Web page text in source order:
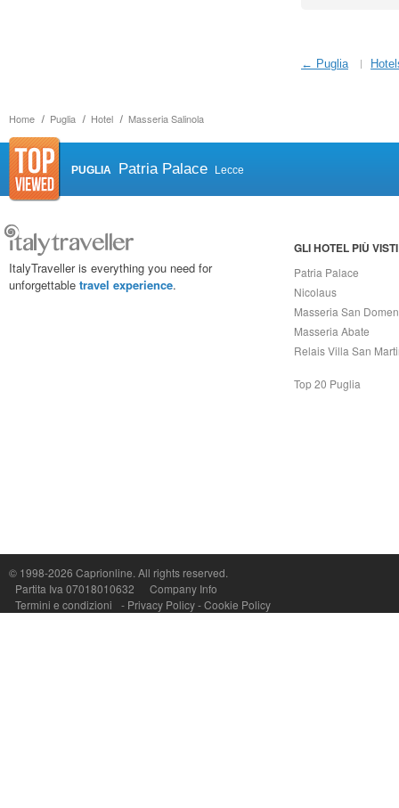
Home Puglia Hotel Masseria Salinola
← Puglia
PUGLIA Patria Palace Lecce
ItalyTraveller is everything you need for
unforgettable travel experience.
GLI HOTEL PIÙ VISTI
Patria Palace
Nicolaus
Masseria San
Masseria Abate
Relais Villa San
Top 20 Puglia
© 1998-2026 Caprionline. All rights reserved.
Partita Iva 07018010632
Company Info
Termini e condizioni
- Privacy Policy-Cookie Policy
P.Iva, C.F. e n.Reg.Imprese Napoli: 07018010632 - Rea n.557643